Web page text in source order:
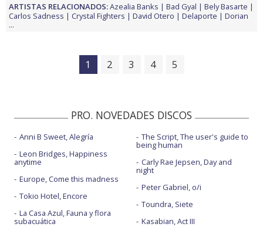
ARTISTAS RELACIONADOS:Azealia Banks Bad Gyal
Bely Basarte
Carlos Sadness
Crystal Fighters David Otero Delaporte
Dorian
...
1 2 3 4 5
PRO. NOVEDADES DISCOS
Anni B Sweet, Alegría
Leon Bridges, Happiness
anytime
Europe, Come this madness
Tokio Hotel, Encore
La Casa Azul, Fauna y flora
subacuática
The Script, The user's guide to
being human
Carly Rae Jepsen, Day and
night
Peter Gabriel, o/i
Toundra, Siete
Kasabian, Act III